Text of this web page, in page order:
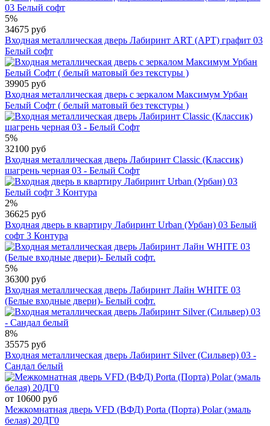
5%
34675 руб
Входная металлическая дверь Лабиринт ART (АРТ) графит 03
Белый софт
39905 руб
Входная металлическая дверь с зеркалом Максимум Урбан
Белый Софт ( белый матовый без текстуры )
5%
32100 руб
Входная металлическая дверь Лабиринт Classic (Классик)
шагрень черная 03 - Белый Софт
2%
36625 руб
Входная дверь в квартиру Лабиринт Urban (Урбан) 03 Белый
софт 3 Контура
5%
36300 руб
Входная металлическая дверь Лабиринт Лайн WHITE 03
(Белые входные двери)- Белый софт.
8%
35575 руб
Входная металлическая дверь Лабиринт Silver (Сильвер) 03 -
Сандал белый
от 10600 руб
Межкомнатная дверь VFD (ВФД) Porta (Порта) Polar (эмаль
белая) 20ДГ0